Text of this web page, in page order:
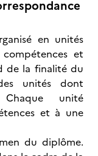
en unités
et
de la finalité du
unités dont
unité
et à une
du diplôme.